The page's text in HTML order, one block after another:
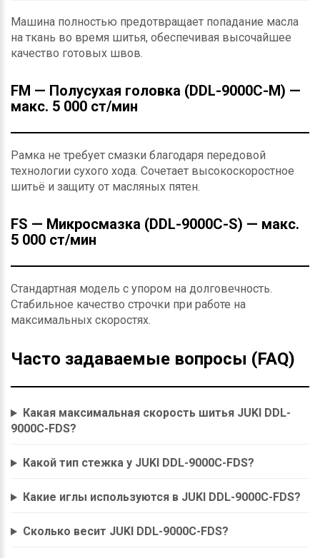
Машина полностью предотвращает попадание масла
на ткань во время шитья, обеспечивая высочайшее
качество готовых швов.
FM — Полусухая головка (DDL-9000C-M) —
макс. 5 000 ст/мин
Рамка не требует смазки благодаря передовой
технологии сухого хода. Сочетает высокоскоростное
шитьё и защиту от масляных пятен.
FS — Микросмазка (DDL-9000C-S) — макс.
5 000 ст/мин
Стандартная модель с упором на долговечность.
Стабильное качество строчки при работе на
максимальных скоростях.
Часто задаваемые вопросы (FAQ)
Какая максимальная скорость шитья JUKI DDL-
9000C-FDS?
Какой тип стежка у JUKI DDL-9000C-FDS?
Какие иглы используются в JUKI DDL-9000C-FDS?
Сколько весит JUKI DDL-9000C-FDS?